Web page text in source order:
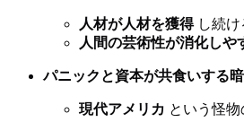
人材が人材を獲得し続け
人間の芸術性が消化しや
パニックと資本が共食いする
現代アメリカ という怪